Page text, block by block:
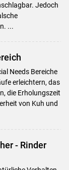
Jedoch
...
Needs Bereiche
erleichtern, das
die Erholungszeit
von Kuh und
- Rinder